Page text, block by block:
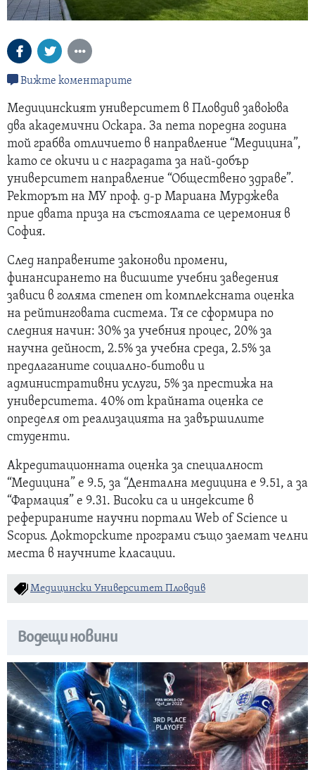
Вижте коментарите
Медицинският университет в Пловдив завоюва
два академични Оскара. За пета поредна година
той грабва отличието в направление “Медицина”,
като се окичи и с наградата за най-добър
университет направление “Обществено здраве”.
Ректорът на МУ проф. д-р Мариана Мурджева
прие двата приза на състоялата се церемония в
София.
След направените законови промени,
финансирането на висшите учебни заведения
зависи в голяма степен от комплексната оценка
на рейтинговата система. Тя се сформира по
следния начин: 30% за учебния процес, 20% за
научна дейност, 2.5% за учебна среда, 2.5% за
предлаганите социално-битови и
административни услуги, 5% за престижа на
университета. 40% от крайната оценка се
определя от реализацията на завършилите
студенти.
Акредитационната оценка за специалност
“Медицина” е 9.5, за “Дентална медицина е 9.51, а за
“Фармация” е 9.31. Високи са и индексите в
реферираните научни портали Web of Science и
Scopus. Докторските програми също заемат челни
места в научните класации.
Медицински Университет Пловдив
Водещи новини